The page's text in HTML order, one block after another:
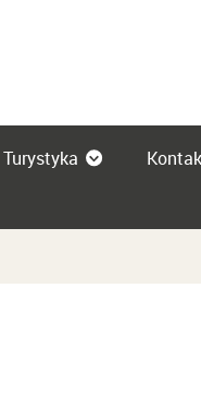
Turystyka